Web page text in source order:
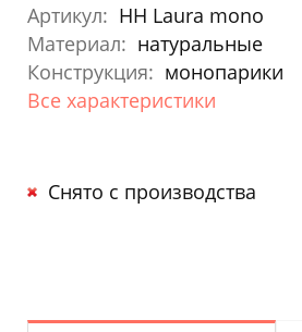
Артикул: HH Laura mono
Материал: натуральные
Конструкция: монопарики
Все характеристики
Снято с производства